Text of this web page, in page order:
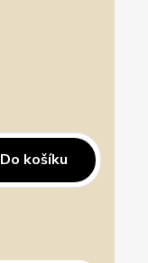
Do košíku